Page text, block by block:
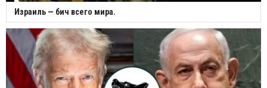
Израиль — бич всего мира.